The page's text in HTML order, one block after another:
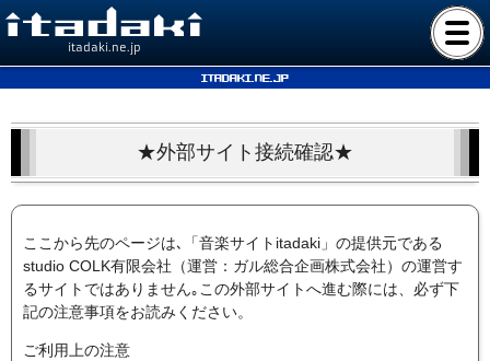
itadaki.ne.jp
itadaki.ne.jp
★外部サイト接続確認★
ここから先のページは､「音楽サイトitadaki」の提供元である
studio COLK有限会社（運営：ガル総合企画株式会社）の運営す
るサイトではありません｡この外部サイトへ進む際には、必ず下
記の注意事項をお読みください。
ご利用上の注意